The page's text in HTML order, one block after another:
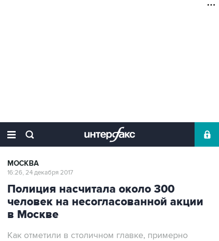
МОСКВА
16:26, 24 декабря 2017
Полиция насчитала около 300
человек на несогласованной акции
в Москве
Как отметили в столичном главке, примерно